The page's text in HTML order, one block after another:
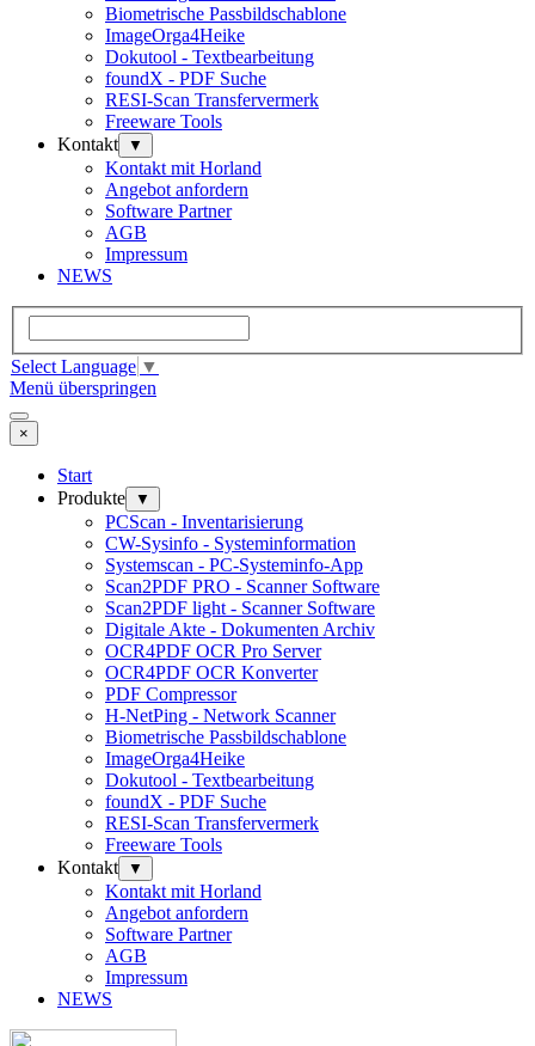
Biometrische Passbildschablone
ImageOrga4Heike
Dokutool - Textbearbeitung
foundX - PDF Suche
RESI-Scan Transfervermerk
Freeware Tools
Kontakt
▼
Kontakt mit Horland
Angebot anfordern
Software Partner
AGB
Impressum
NEWS
Select Language ▼
Menü überspringen
×
Start
Produkte
▼
PCScan - Inventarisierung
CW-Sysinfo - Systeminformation
Systemscan - PC-Systeminfo-App
Scan2PDF PRO - Scanner Software
Scan2PDF light - Scanner Software
Digitale Akte - Dokumenten Archiv
OCR4PDF OCR Pro Server
OCR4PDF OCR Konverter
PDF Compressor
H-NetPing - Network Scanner
Biometrische Passbildschablone
ImageOrga4Heike
Dokutool - Textbearbeitung
foundX - PDF Suche
RESI-Scan Transfervermerk
Freeware Tools
Kontakt
▼
Kontakt mit Horland
Angebot anfordern
Software Partner
AGB
Impressum
NEWS